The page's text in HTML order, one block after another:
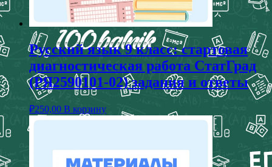
Русский язык 9 класс: стартовая
диагностическая работа СтатГрад
(РЯ2590101-02) задания и ответы
₽250,00 В корзину